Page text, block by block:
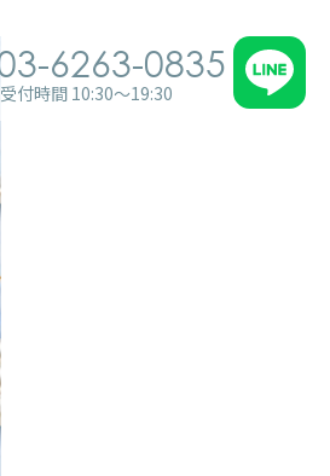
6263-0835
受付時間 10:30～19:30